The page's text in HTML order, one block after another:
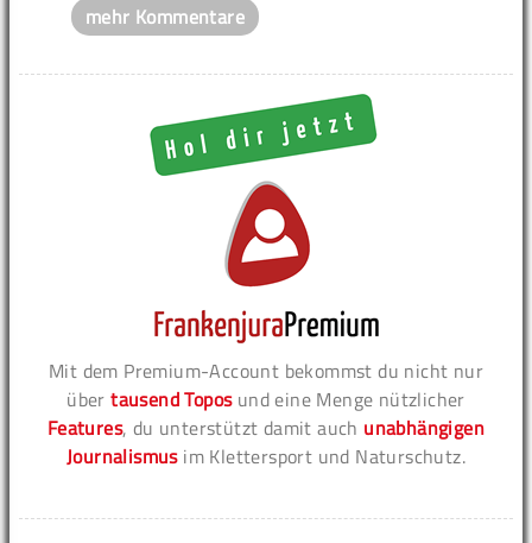
mehr Kommentare
Mit dem Premium-Account bekommst du nicht nur
übertausend Toposund eine Menge nützlicher
Features, du unterstützt damit auch unabhängigen
Journalismusim Klettersport und Naturschutz.